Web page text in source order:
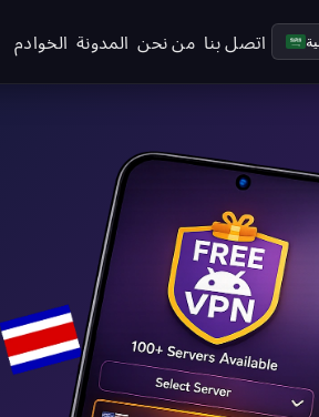
الخوادم المدونة من نحن اتصل بنا